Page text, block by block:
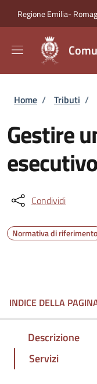
Regione Emilia-
Briciole
Home / Tributi /
Gestire
esecutivo
Condividi
Normativa di riferimento
INDICE DELLA
Descrizione
Servizi